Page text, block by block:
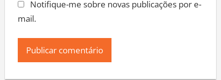
Notifique-me sobre novas publicações por e-
mail.